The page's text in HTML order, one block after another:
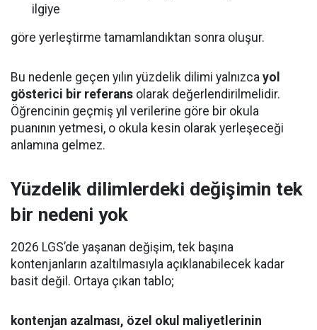
ilgiye
göre yerleştirme tamamlandıktan sonra oluşur.
Bu nedenle geçen yılın yüzdelik dilimi yalnızca yol
gösterici bir referans olarak değerlendirilmelidir.
Öğrencinin geçmiş yıl verilerine göre bir okula
puanının yetmesi, o okula kesin olarak yerleşeceği
anlamına gelmez.
Yüzdelik dilimlerdeki değişimin tek
bir nedeni yok
2026 LGS’de yaşanan değişim, tek başına
kontenjanların azaltılmasıyla açıklanabilecek kadar
basit değil. Ortaya çıkan tablo;
kontenjan azalması, özel okul maliyetlerinin